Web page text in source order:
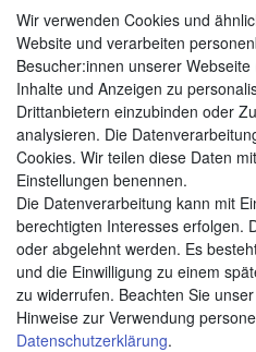
Impressum
Zahlungsarten
Weitere Zahlungsarten:
Kauf auf Rechnung
Vorkasse
Hier sind wir
Wir verwenden Cookies und
Website und verarbeiten
Besucher:innen unserer
Inhalte und Anzeigen zu
Drittanbietern einzubinden oder
analysieren. Die
Cookies. Wir teilen diese Daten
Einstellungen benennen.
Die Datenverarbeitung kann mit
berechtigten Interesses erfolgen.
oder abgelehnt werden. Es
und die Einwilligung zu einem
zu widerrufen. Beachten Sie unser
Hinweise zur Verwendung
Daten­schutz­erklärung.